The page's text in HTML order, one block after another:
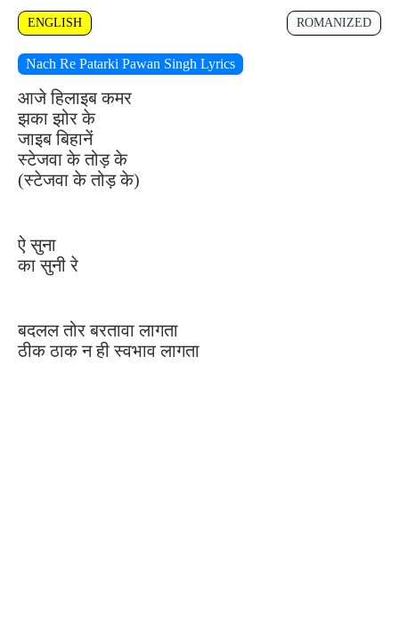
ENGLISH ROMANIZED
Nach Re Patarki Pawan Singh Lyrics
आजे हिलाइब कमर
झका झोर के
जाइब बिहानें
स्टेजवा के तोड़ के
(स्टेजवा के तोड़ के)
ऐ सुना
का सुनी रे
बदलल तोर बरतावा लागता
ठीक ठाक न ही स्वभाव लागता